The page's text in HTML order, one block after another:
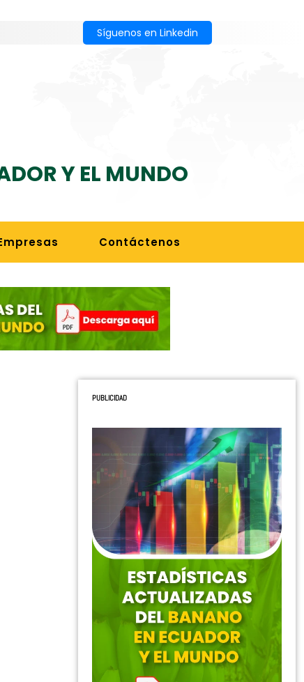
Síguenos en Linkedin
Y EL MUNDO
Contáctenos
PUBLICIDAD